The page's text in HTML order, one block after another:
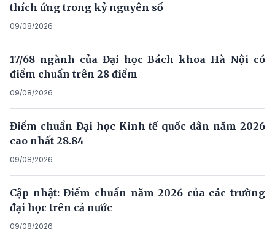
thích ứng trong kỷ nguyên số
09/08/2026
17/68 ngành của Đại học Bách khoa Hà Nội có
điểm chuẩn trên 28 điểm
09/08/2026
Điểm chuẩn Đại học Kinh tế quốc dân năm 2026
cao nhất 28.84
09/08/2026
Cập nhật: Điểm chuẩn năm 2026 của các trường
đại học trên cả nước
09/08/2026